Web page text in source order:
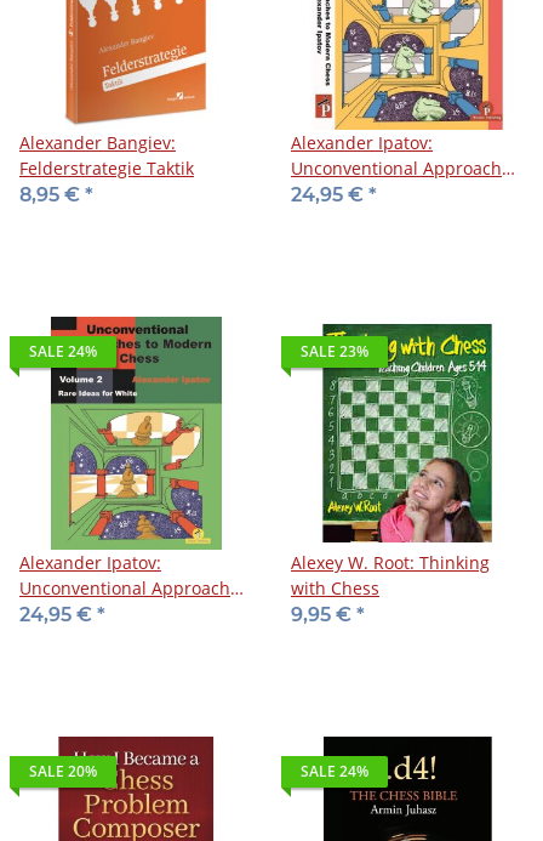
Alexander Bangiev:
Felderstrategie Taktik
8,95 € *
Alexander Ipatov:
Unconventional Approaches
to Modern Chess 1
24,95 € *
SALE 24%
Alexander Ipatov:
Unconventional Approaches
to Modern Chess 2
24,95 € *
SALE 23%
Alexey W. Root: Thinking
with Chess
9,95 € *
SALE 20% SALE 24%